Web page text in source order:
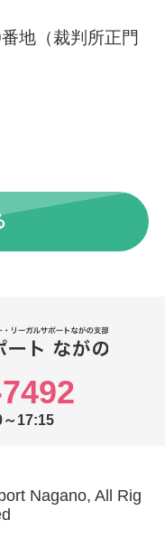
地（裁判所正門
17:15
Nagano, All Rig